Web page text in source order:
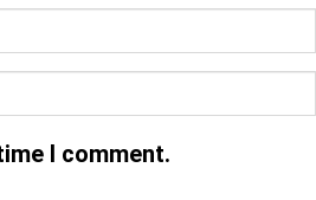
I comment.